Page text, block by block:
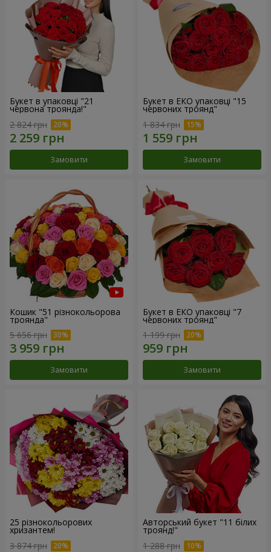
Букет в упаковці "21
червона троянда!"
2 824 грн
Замовити
Букет в ЕКО упаковці "15
червоних троянд"
1 834 грн
Замовити
Кошик "51 різнокольорова
троянда"
5 656 грн
Замовити
Букет в ЕКО упаковці "7
червоних троянд"
1 199 грн
Замовити
25 різнокольорових
хризантем!
3 874 грн
Авторський букет "11 білих
троянд!"
1 288 грн